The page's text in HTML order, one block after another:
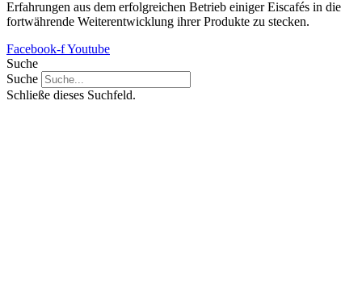
Erfahrungen aus dem erfolgreichen Betrieb einiger Eiscafés in die
fortwährende Weiterentwicklung ihrer Produkte zu stecken.
Facebook-fYoutube
Suche
Suche
Schließe dieses Suchfeld.